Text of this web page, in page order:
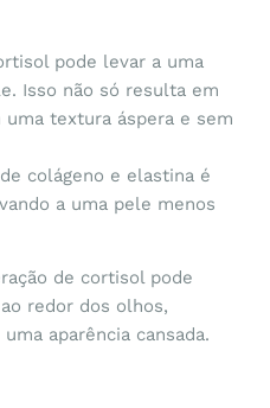
pode levar a uma
Isso não só resulta em
textura áspera e sem
colágeno e elastina é
a uma pele menos
de cortisol pode
redor dos olhos,
aparência cansada.